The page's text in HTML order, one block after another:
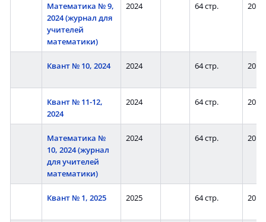
Математика № 9,
2024 (журнал для
учителей
математики)
2024 64 стр. 20
Квант № 10, 2024 2024 64 стр. 20
Квант № 11-12,
2024
2024 64 стр. 20
Математика №
10, 2024 (журнал
для учителей
математики)
2024 64 стр. 20
Квант № 1, 2025 2025 64 стр. 20